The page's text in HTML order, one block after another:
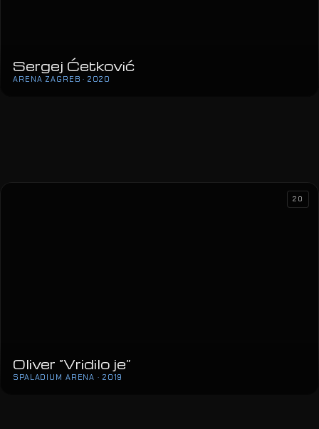
Sergej Ćetković
ARENA ZAGREB · 2020
Oliver “Vridilo je”
SPALADIUM ARENA · 2019
20